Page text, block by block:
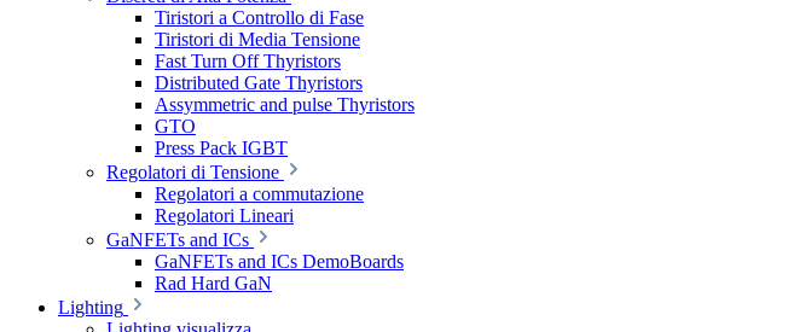
Tiristori a Controllo di Fase
Tiristori di Media Tensione
Fast Turn Off Thyristors
Distributed Gate Thyristors
Assymmetric and pulse Thyristors
GTO
Press Pack IGBT
Regolatori di Tensione
Regolatori a commutazione
Regolatori Lineari
GaNFETs and ICs
GaNFETs and ICs DemoBoards
Rad Hard GaN
Lighting